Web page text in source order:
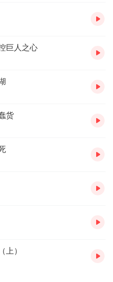
巨人之心
货
上）